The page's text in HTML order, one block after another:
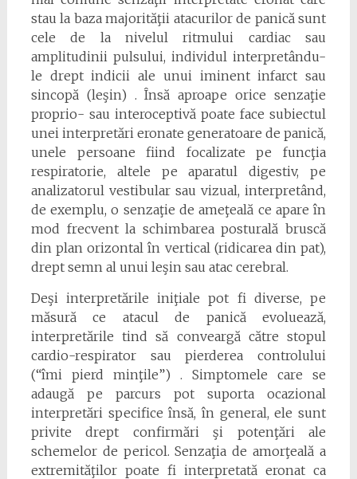
stau la baza majorităţii atacurilor de panică sunt
cele de la nivelul ritmului cardiac sau
amplitudinii pulsului, individul interpretându-
le drept indicii ale unui iminent infarct sau
sincopă (leşin) . Însă aproape orice senzaţie
proprio- sau interoceptivă poate face subiectul
unei interpretări eronate generatoare de panică,
unele persoane fiind focalizate pe funcţia
respiratorie, altele pe aparatul digestiv, pe
analizatorul vestibular sau vizual, interpretând,
de exemplu, o senzaţie de ameţeală ce apare în
mod frecvent la schimbarea posturală bruscă
din plan orizontal în vertical (ridicarea din pat),
drept semn al unui leşin sau atac cerebral.
Deşi interpretările iniţiale pot fi diverse, pe
măsură ce atacul de panică evoluează,
interpretările tind să conveargă către stopul
cardio-respirator sau pierderea controlului
(“îmi pierd minţile”) . Simptomele care se
adaugă pe parcurs pot suporta ocazional
interpretări specifice însă, în general, ele sunt
privite drept confirmări şi potenţări ale
schemelor de pericol. Senzaţia de amorţeală a
extremităţilor poate fi interpretată eronat ca